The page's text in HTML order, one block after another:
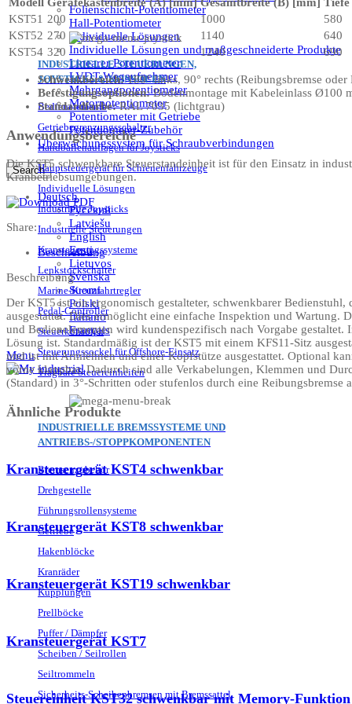
Folienschicht-Potentiometer
Hall-Potentiometer
Individuelle Lösungen
Individuelle Lösungen und maßgeschneiderte Produkte
Linearer Potentiometer
LVDT-Wegaufnehmer
Mehrgangpotentiometer
Motorpotentiometer
Potentiometer mit Getriebe
Potentiometer-Zubehör
Überwachungssystem für Schraubverbindungen
Search
Deutsch
Русский
Latviešu
English
Eesti
Lietuvos
Svenska
Suomi
Polski
Italiano
Français
Menu
INDUSTRIELLE STEUERUNGEN,
JOYSTICKS & KONSOLEN
Bedienelemente
Getriebegrenzungsschalter
Handballenauflagen für Joysticks
Hauptsteuergerät für Schienenfahrzeuge
Individuelle Lösungen
Industrielle Joysticks
Industrielle Steuerungen
Kransteuerungssysteme
Lenkstockschalter
Marine-Kreuzfahrtregler
Pedal-Controller
Steuerkonsolen
Steuerungssockel für Offshore-Einsatz
Tragbare Steuereinheiten
INDUSTRIELLE BREMSSYSTEME UND
ANTRIEBS-/STOPPKOMPONENTEN
Bremsenzubehör
Drehgestelle
Führungsrollensysteme
Getriebe
Hakenblöcke
Kranräder
Kupplungen
Prellböcke
Puffer / Dämpfer
Scheiben / Seilrollen
Seiltrommeln
Sicherheits-Scheibenbremsen mit Bremssattel
KST51 200 1000
580
KST52 270 1140
640
KST54 320 1240 690
Schwenkbereich:180° links, 90° rechts (Reibungsbremse oder
Befestigungsoptionen:Bodenmontage mit Kabeleinlass Ø100
Standardfarbe:RAL 7035 (lichtgrau)
Anwendungsbereiche
Die KST5 schwenkbare Steuerstandeinheit ist für den Einsatz in
Kranbetriebsumgebungen.
Share:
Beschreibung
Beschreibung
Der KST5 ist ein ergonomisch gestalteter, schwenkbarer
ausgestattet. Dies ermöglicht eine einfache Inspektion und Wartung.
und Bedienelementen wird kundenspezifisch nach Vorgabe
Lösung ist. Standardmäßig ist der KST5 mit einem KFS11-Sitz
und ist mit Armlehnen und einer Kopfstütze ausgestattet. Optional
vorne klappbar. Dadurch sind alle Verkabelungen, Klemmen und
(Standard) in 3°-Schritten oder stufenlos durch eine Reibungsbremse
Ähnliche Produkte
Kransteuergerät KST4 schwenkbar
Kransteuergerät KST8 schwenkbar
Kransteuergerät KST19 schwenkbar
Kransteuergerät KST7
Steuereinheit KST32 schwenkbar mit Memory-Funktion